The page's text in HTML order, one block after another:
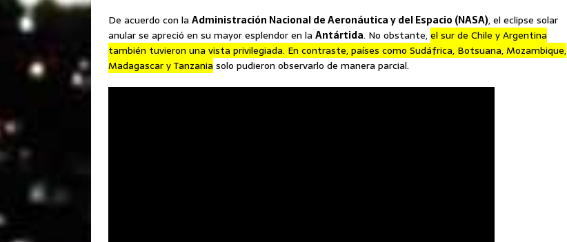
De acuerdo con la Administración Nacional de Aeronáutica y del Espacio (NASA), el eclipse solar
anular se apreció en su mayor esplendor en la Antártida. No obstante,el sur de Chile y Argentina
también tuvieron una vista privilegiada. En contraste, países como Sudáfrica, Botsuana, Mozambique,
Madagascar y Tanzania solo pudieron observarlo de manera parcial.